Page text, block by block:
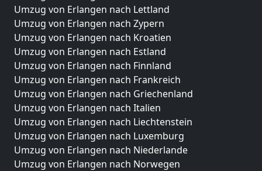
Umzug von Erlangen nach Lettland
Umzug von Erlangen nach Zypern
Umzug von Erlangen nach Kroatien
Umzug von Erlangen nach Estland
Umzug von Erlangen nach Finnland
Umzug von Erlangen nach Frankreich
Umzug von Erlangen nach Griechenland
Umzug von Erlangen nach Italien
Umzug von Erlangen nach Liechtenstein
Umzug von Erlangen nach Luxemburg
Umzug von Erlangen nach Niederlande
Umzug von Erlangen nach Norwegen